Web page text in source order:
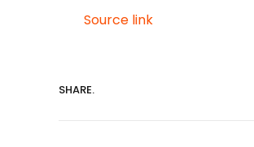
Source link
SHARE.